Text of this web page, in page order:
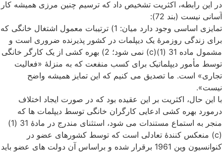
در این رابطه، اکثریت تشخیص داد که ترسیم چنین مرزی همیشه کار
آسانی نیست (بند 72):
تمایزی اساسی وجود دارد میان: 1) ترتیبات معمول اشتغال خانگی که
برای زندگی روزمرۀ یک دیپلمات در کشور پذیرنده ضروری است و
مشمول ماده 31 (1)(c) نمی شود؛ 2) بهره کشی از یک کارگر خانگی
توسط مأمور دیپلماتیک برای کسب منفعت که به منزلۀ «فعالیت
تجاری» است. ما تصدیق می کنیم که این تمایز همیشه واضح
نیست».
با این حال، اکثریت بر این عقیده بود که در صورت ایجاد اختلاف
درمورد بهره کشی ادعایی کارگران خانگی توسط دیپلمات ها که
منجر به استماع مستندات می شود، استثنای مندرج در مادۀ 31 (1)
(c) منعکس کنندۀ تعادلی است که توسط کشورهای عضو در
کنوانسیون وین 1961 برقرار شده و براساس آن دولت های عضو باید